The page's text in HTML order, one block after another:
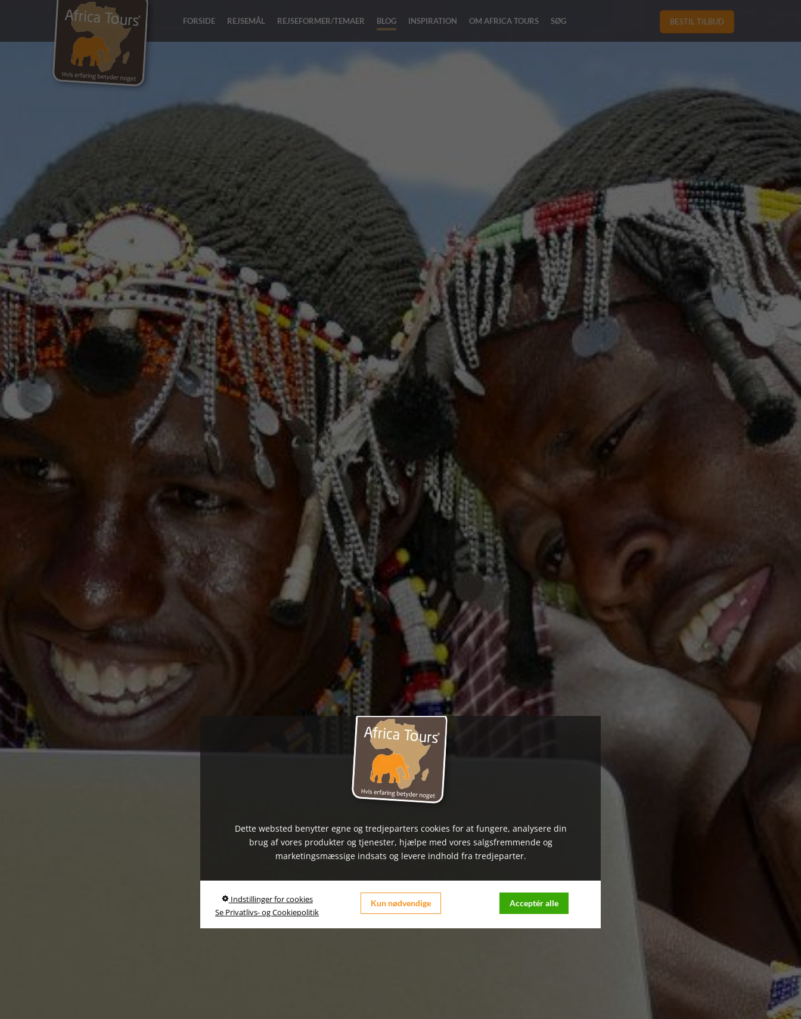
FORSIDE REJSEMÅL REJSEFORMER/TEMAER BLOG INSPIRATION OM AFRICA TOURS SØG BESTIL TILBUD
Dette websted benytter egne og tredjeparters cookies for at fungere, analysere din
brug af vores produkter og tjenester, hjælpe med vores salgsfremmende og
marketingsmæssige indsats og levere indhold fra tredjeparter.
Indstillinger for cookies
Se Privatlivs- og Cookiepolitik
Kun nødvendige Acceptér alle